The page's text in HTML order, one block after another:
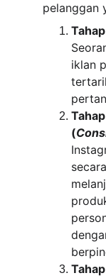
pelanggan
iklan
(